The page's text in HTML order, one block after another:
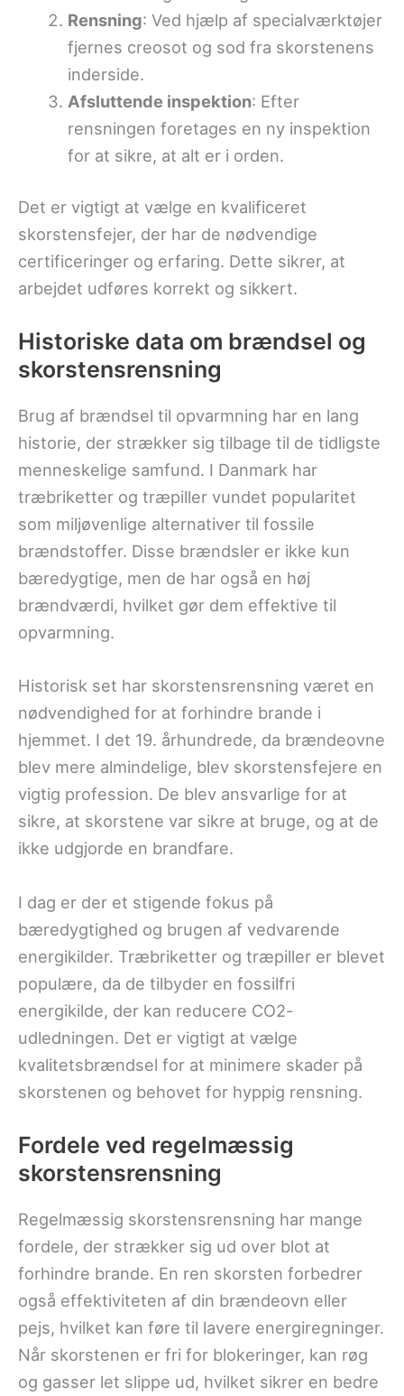
Rensning: Ved hjælp af specialværktøjer
fjernes creosot og sod fra skorstenens
inderside.
Afsluttende inspektion: Efter
rensningen foretages en ny inspektion
for at sikre, at alt er i orden.
Det er vigtigt at vælge en kvalificeret
skorstensfejer, der har de nødvendige
certificeringer og erfaring. Dette sikrer, at
arbejdet udføres korrekt og sikkert.
Historiske data om brændsel og
skorstensrensning
Brug af brændsel til opvarmning har en lang
historie, der strækker sig tilbage til de tidligste
menneskelige samfund. I Danmark har
træbriketter og træpiller vundet popularitet
som miljøvenlige alternativer til fossile
brændstoffer. Disse brændsler er ikke kun
bæredygtige, men de har også en høj
brændværdi, hvilket gør dem effektive til
opvarmning.
Historisk set har skorstensrensning været en
nødvendighed for at forhindre brande i
hjemmet. I det 19. århundrede, da brændeovne
blev mere almindelige, blev skorstensfejere en
vigtig profession. De blev ansvarlige for at
sikre, at skorstene var sikre at bruge, og at de
ikke udgjorde en brandfare.
I dag er der et stigende fokus på
bæredygtighed og brugen af vedvarende
energikilder. Træbriketter og træpiller er blevet
populære, da de tilbyder en fossilfri
energikilde, der kan reducere CO2-
udledningen. Det er vigtigt at vælge
kvalitetsbrændsel for at minimere skader på
skorstenen og behovet for hyppig rensning.
Fordele ved regelmæssig
skorstensrensning
Regelmæssig skorstensrensning har mange
fordele, der strækker sig ud over blot at
forhindre brande. En ren skorsten forbedrer
også effektiviteten af din brændeovn eller
pejs, hvilket kan føre til lavere energiregninger.
Når skorstenen er fri for blokeringer, kan røg
og gasser let slippe ud, hvilket sikrer en bedre